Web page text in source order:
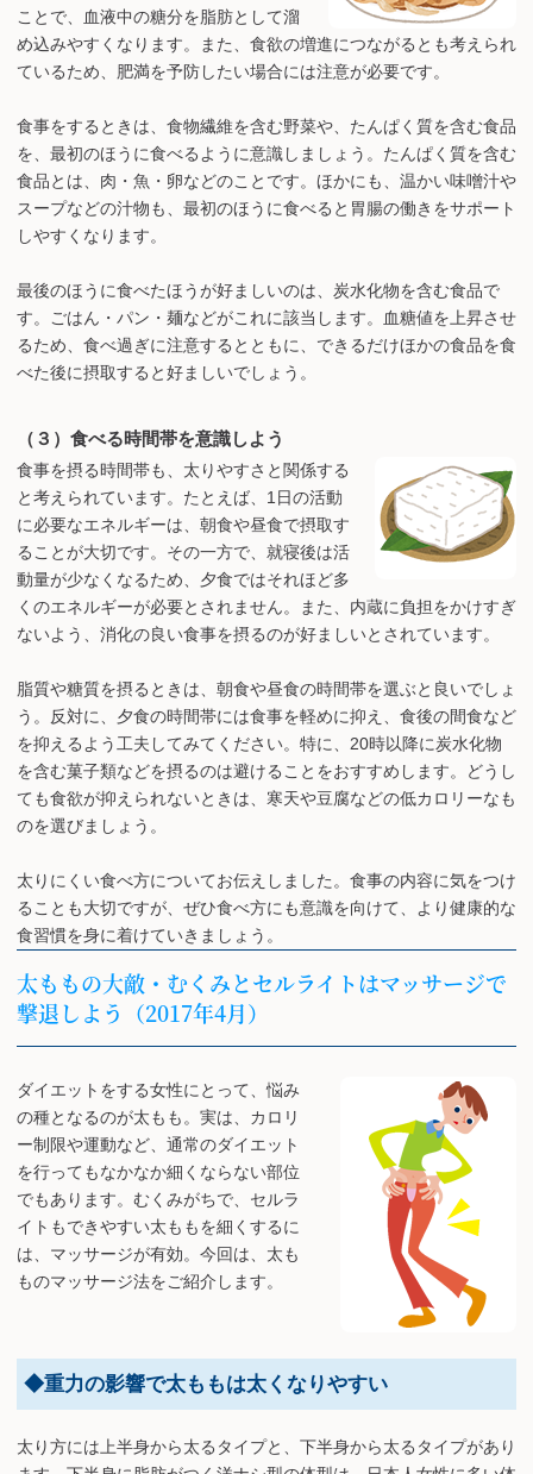
ことで、血液中の糖分を脂肪として溜
め込みやすくなります。また、食欲の増進につながるとも考えられ
ているため、肥満を予防したい場合には注意が必要です。
食事をするときは、食物繊維を含む野菜や、たんぱく質を含む食品
を、最初のほうに食べるように意識しましょう。たんぱく質を含む
食品とは、肉・魚・卵などのことです。ほかにも、温かい味噌汁や
スープなどの汁物も、最初のほうに食べると胃腸の働きをサポート
しやすくなります。
最後のほうに食べたほうが好ましいのは、炭水化物を含む食品で
す。ごはん・パン・麺などがこれに該当します。血糖値を上昇させ
るため、食べ過ぎに注意するとともに、できるだけほかの食品を食
べた後に摂取すると好ましいでしょう。
（３）食べる時間帯を意識しよう
食事を摂る時間帯も、太りやすさと関係する
と考えられています。たとえば、1日の活動
に必要なエネルギーは、朝食や昼食で摂取す
ることが大切です。その一方で、就寝後は活
動量が少なくなるため、夕食ではそれほど多
くのエネルギーが必要とされません。また、内蔵に負担をかけすぎ
ないよう、消化の良い食事を摂るのが好ましいとされています。
脂質や糖質を摂るときは、朝食や昼食の時間帯を選ぶと良いでしょ
う。反対に、夕食の時間帯には食事を軽めに抑え、食後の間食など
を抑えるよう工夫してみてください。特に、20時以降に炭水化物
を含む菓子類などを摂るのは避けることをおすすめします。どうし
ても食欲が抑えられないときは、寒天や豆腐などの低カロリーなも
のを選びましょう。
太りにくい食べ方についてお伝えしました。食事の内容に気をつけ
ることも大切ですが、ぜひ食べ方にも意識を向けて、より健康的な
食習慣を身に着けていきましょう。
太ももの大敵・むくみとセルライトはマッサージで
撃退しよう（2017年4月）
ダイエットをする女性にとって、悩み
の種となるのが太もも。実は、カロリ
ー制限や運動など、通常のダイエット
を行ってもなかなか細くならない部位
でもあります。むくみがちで、セルラ
イトもできやすい太ももを細くするに
は、マッサージが有効。今回は、太も
ものマッサージ法をご紹介します。
◆重力の影響で太ももは太くなりやすい
太り方には上半身から太るタイプと、下半身から太るタイプがあり